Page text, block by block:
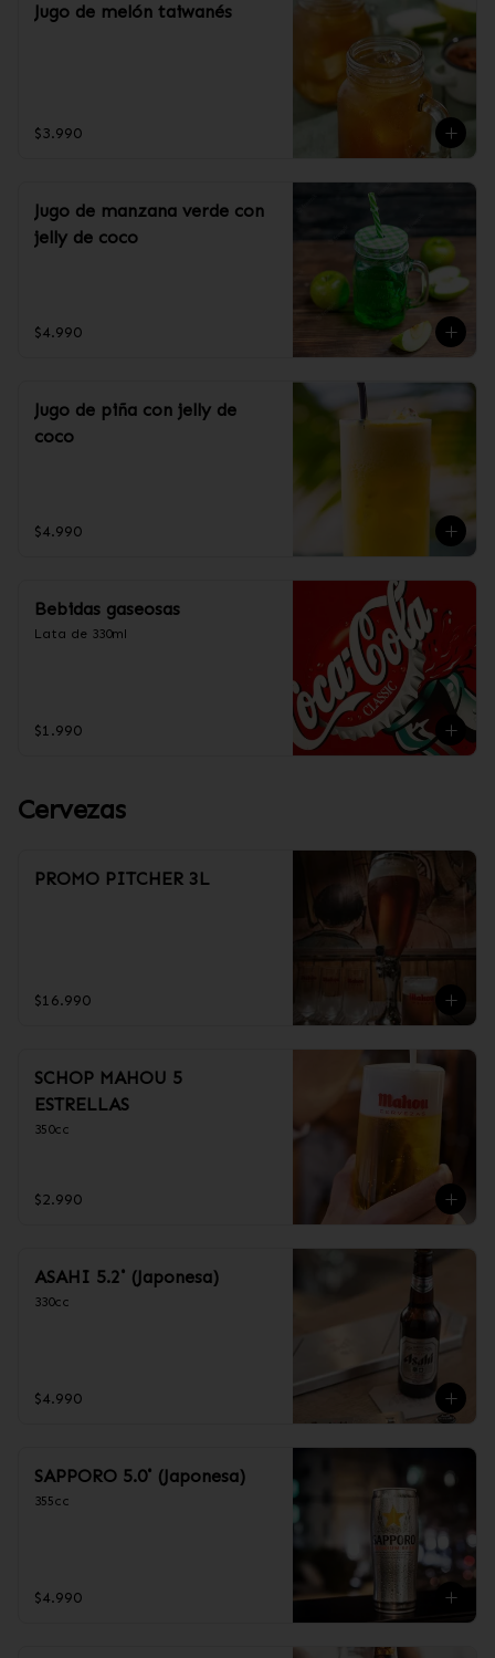
Jugo de melón taiwanés
$3.990
Jugo de manzana verde con
jelly de coco
$4.990
Jugo de piña con jelly de
coco
$4.990
Bebidas gaseosas
Lata de 330ml
$1.990
Cervezas
PROMO PITCHER 3L
$16.990
SCHOP MAHOU 5
ESTRELLAS
350cc
$2.990
ASAHI 5.2˚ (Japonesa)
330cc
$4.990
SAPPORO 5.0˚ (Japonesa)
355cc
$4.990